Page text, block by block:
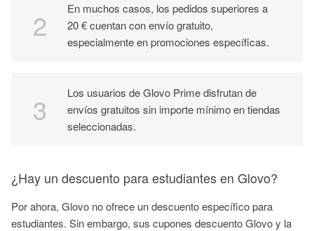
En muchos casos, los pedidos superiores a
20 € cuentan con envío gratuito,
especialmente en promociones específicas.
Los usuarios de Glovo Prime disfrutan de
envíos gratuitos sin importe mínimo en tiendas
seleccionadas.
¿Hay un descuento para estudiantes en Glovo?
Por ahora, Glovo no ofrece un descuento específico para
estudiantes. Sin embargo, sus cupones descuento Glovo y la